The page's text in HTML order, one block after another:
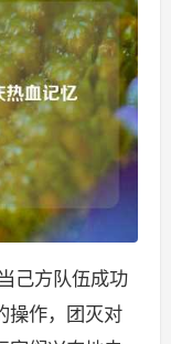
己方队伍成功
操作，团灭对